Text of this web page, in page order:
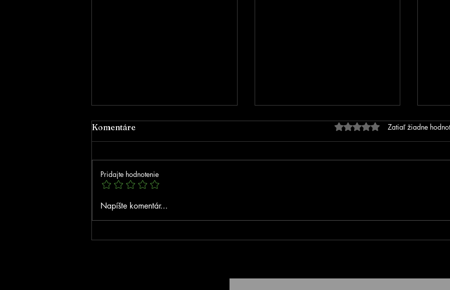
Poďakovanie za podporu
Komentáre Hodnotenie 0 z 5
Zatiaľ žiadne
Pridajte hodnotenie
Napíšte komentár...